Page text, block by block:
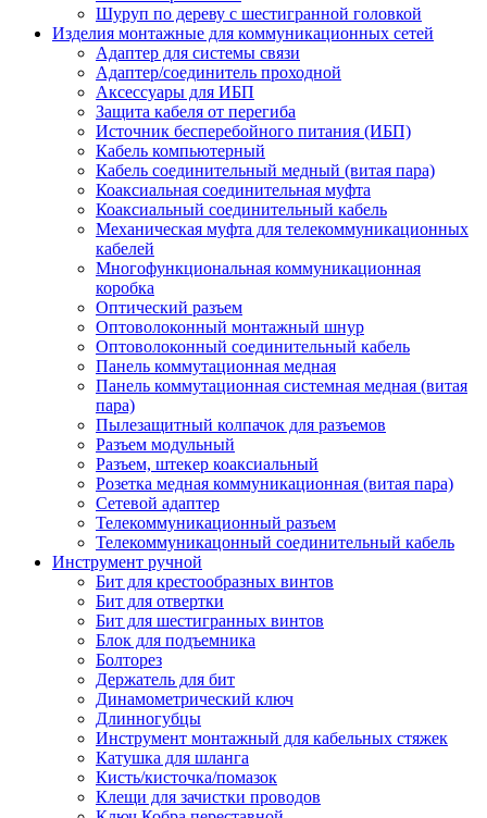
Шуруп по дереву с шестигранной головкой
Изделия монтажные для коммуникационных сетей
Адаптер для системы связи
Адаптер/соединитель проходной
Аксессуары для ИБП
Защита кабеля от перегиба
Источник бесперебойного питания (ИБП)
Кабель компьютерный
Кабель соединительный медный (витая пара)
Коаксиальная соединительная муфта
Коаксиальный соединительный кабель
Механическая муфта для телекоммуникационных
кабелей
Многофункциональная коммуникационная
коробка
Оптический разъем
Оптоволоконный монтажный шнур
Оптоволоконный соединительный кабель
Панель коммутационная медная
Панель коммутационная системная медная (витая
пара)
Пылезащитный колпачок для разъемов
Разъем модульный
Разъем, штекер коаксиальный
Розетка медная коммуникационная (витая пара)
Сетевой адаптер
Телекоммуникационный разъем
Телекоммуникацонный соединительный кабель
Инструмент ручной
Бит для крестообразных винтов
Бит для отвертки
Бит для шестигранных винтов
Блок для подъемника
Болторез
Держатель для бит
Динамометрический ключ
Длинногубцы
Инструмент монтажный для кабельных стяжек
Катушка для шланга
Кисть/кисточка/помазок
Клещи для зачистки проводов